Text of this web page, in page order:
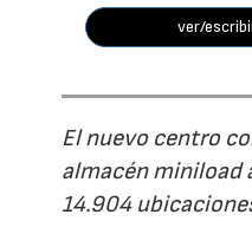
ver/
El nuevo centro
almacén
14.904